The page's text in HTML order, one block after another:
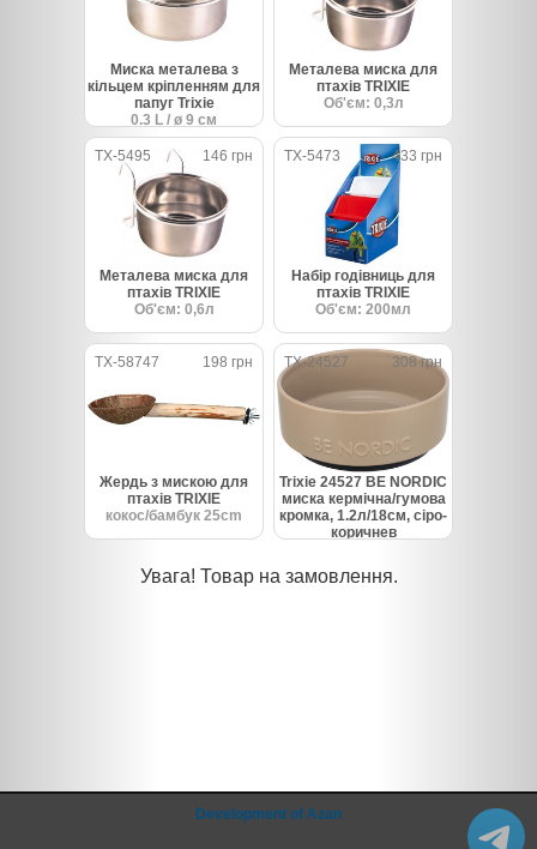
Миска металева з
кільцем кріпленням для
папуг Trixie
0.3 L / ø 9 см
Металева миска для
птахів TRIXIE
Об'єм: 0,3л
TX-5495 146 грн
Металева миска для
птахів TRIXIE
Об'єм: 0,6л
TX-5473 433 грн
Набір годівниць для
птахів TRIXIE
Об'єм: 200мл
TX-58747 198 грн
Жердь з мискою для
птахів TRIXIE
кокос/бамбук 25cm
TX-24527 308 грн
Trixie 24527 BE NORDIC
миска кермічна/гумова
кромка, 1.2л/18см, сіро-
коричнев
Увага! Товар на замовлення.
Development of Azan